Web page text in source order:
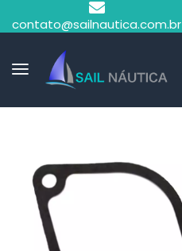
contato@sailnautica.com.br